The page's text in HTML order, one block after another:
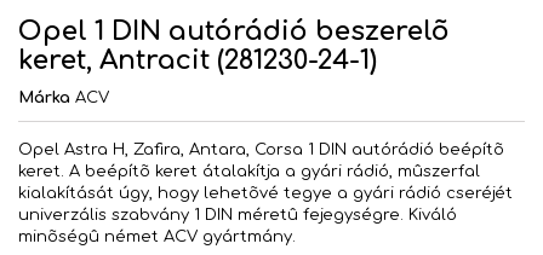
Opel 1 DIN autórádió beszerelõ
keret, Antracit (281230-24-1)
Márka ACV
Opel Astra H, Zafira, Antara, Corsa 1 DIN autórádió beépítõ
keret. A beépítõ keret átalakítja a gyári rádió, mûszerfal
kialakítását úgy, hogy lehetõvé tegye a gyári rádió cseréjét
univerzális szabvány 1 DIN méretû fejegységre. Kiváló
minõségû német ACV gyártmány.